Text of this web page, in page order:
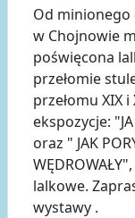
Od minionego
w Chojnowie
poświęcona
przełomie
przełomu XIX
ekspozycje:
oraz " JAK
lalkowe.
wystawy .